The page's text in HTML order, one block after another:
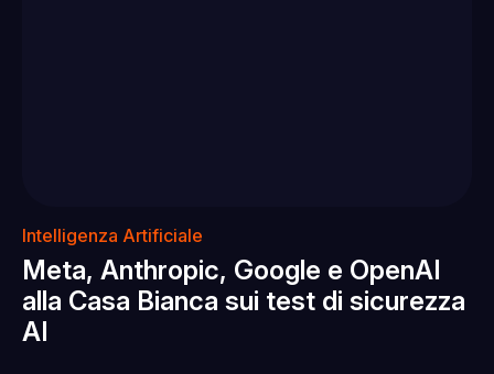
Intelligenza Artificiale
Meta, Anthropic, Google e OpenAI
alla Casa Bianca sui test di sicurezza
AI